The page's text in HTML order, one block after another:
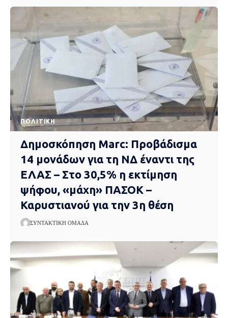
ΠΟΛΙΤΙΚΉ
Δημοσκόπηση Marc: Προβάδισμα
14 μονάδων για τη ΝΔ έναντι της
ΕΛΑΣ – Στο 30,5% η εκτίμηση
ψήφου, «μάχη» ΠΑΣΟΚ –
Καρυστιανού για την 3η θέση
ΣΥΝΤΑΚΤΙΚΉ ΟΜΆΔΑ